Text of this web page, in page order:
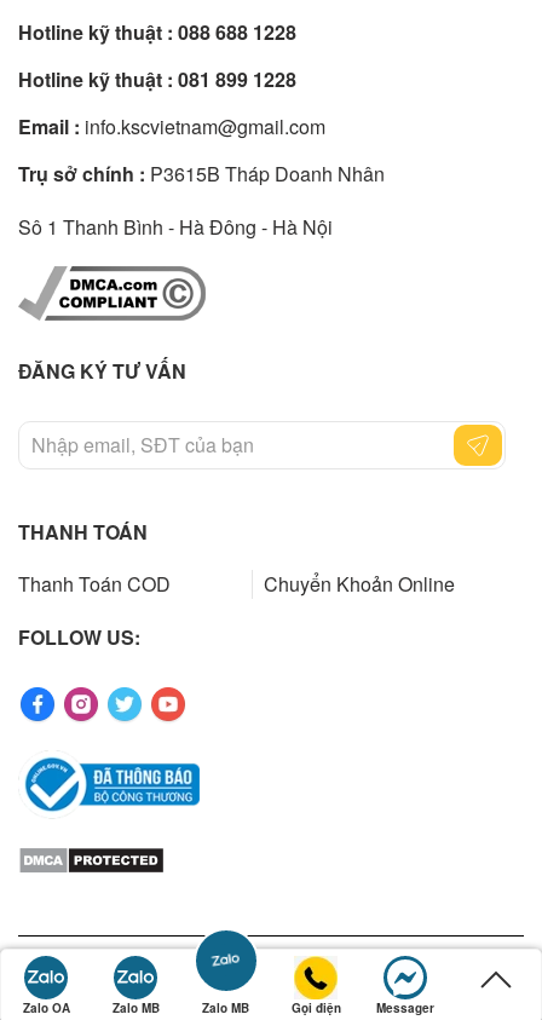
Hotline kỹ thuật : 088 688 1228
Hotline kỹ thuật : 081 899 1228
Email : info.kscvietnam@gmail.com
Trụ sở chính : P3615B Tháp Doanh Nhân
Sô 1 Thanh Bình - Hà Đông - Hà Nội
ĐĂNG KÝ TƯ VẤN
THANH TOÁN
Thanh Toán COD
Chuyển Khoản Online
FOLLOW US:
Copyrights 2023 by ibuys.vn. All rights reserved. Designed by
JupiterMedia
Zalo OA Zalo MB Zalo MB Gọi điện Messager